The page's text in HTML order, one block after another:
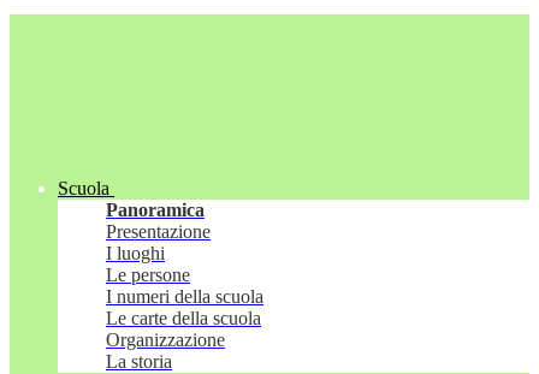
Scuola
Panoramica
Presentazione
I luoghi
Le persone
I numeri della scuola
Le carte della scuola
Organizzazione
La storia